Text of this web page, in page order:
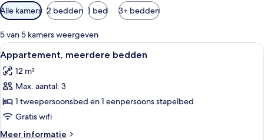
Beschikbare
filters
voor
kamers
Alle kamers 2 bedden 1 bed 3+ bedden
5 van 5 kamers weergeven
Alle
foto's
voor
Appartement,
meerdere
bedden
laden
Een hotelkamer met een stapelbed,
13
Appartement, meerdere bedden
12 m²
Max. aantal: 3
1 tweepersoonsbed en 1 eenpersoons stapelbed
Gratis wifi
Meer informatie
Meer